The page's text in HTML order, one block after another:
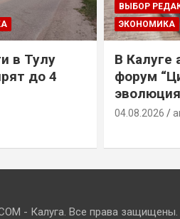
в Тулу
до 4
ВЫБОР
ЭКОНОМИКА
В Калуге
форум
04.08.2026
- Калуга. Все права защищены.